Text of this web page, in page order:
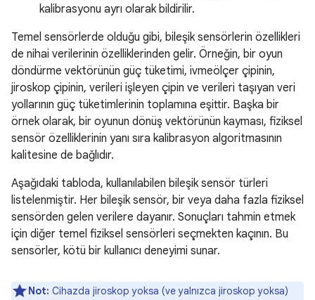
kalibrasyonu ayrı olarak bildirilir.
Temel sensörlerde olduğu gibi, bileşik sensörlerin özellikleri
de nihai verilerinin özelliklerinden gelir. Örneğin, bir oyun
döndürme vektörünün güç tüketimi, ivmeölçer çipinin,
jiroskop çipinin, verileri işleyen çipin ve verileri taşıyan veri
yollarının güç tüketimlerinin toplamına eşittir. Başka bir
örnek olarak, bir oyunun dönüş vektörünün kayması, fiziksel
sensör özelliklerinin yanı sıra kalibrasyon algoritmasının
kalitesine de bağlıdır.
Aşağıdaki tabloda, kullanılabilen bileşik sensör türleri
listelenmiştir. Her bileşik sensör, bir veya daha fazla fiziksel
sensörden gelen verilere dayanır. Sonuçları tahmin etmek
için diğer temel fiziksel sensörleri seçmekten kaçının. Bu
sensörler, kötü bir kullanıcı deneyimi sunar.
Not: Cihazda jiroskop yoksa (ve yalnızca jiroskop yoksa)